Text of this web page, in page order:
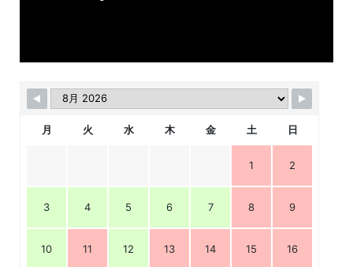
月 火 水 木 金 土 日
1 2
3 4 5 6 7 8 9
10 11 12 13 14 15 16